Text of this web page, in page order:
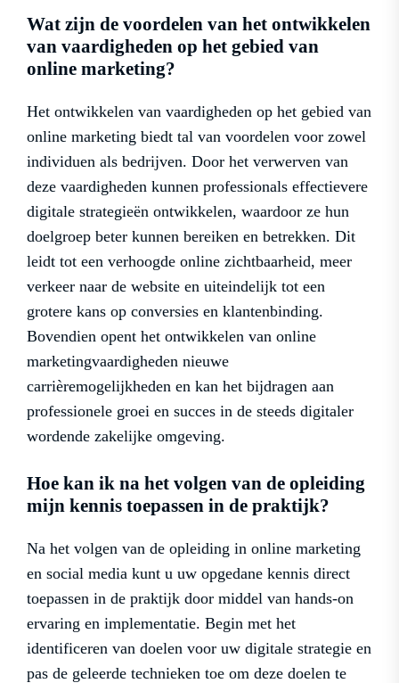
Wat zijn de voordelen van het ontwikkelen
van vaardigheden op het gebied van
online marketing?
Het ontwikkelen van vaardigheden op het gebied van
online marketing biedt tal van voordelen voor zowel
individuen als bedrijven. Door het verwerven van
deze vaardigheden kunnen professionals effectievere
digitale strategieën ontwikkelen, waardoor ze hun
doelgroep beter kunnen bereiken en betrekken. Dit
leidt tot een verhoogde online zichtbaarheid, meer
verkeer naar de website en uiteindelijk tot een
grotere kans op conversies en klantenbinding.
Bovendien opent het ontwikkelen van online
marketingvaardigheden nieuwe
carrièremogelijkheden en kan het bijdragen aan
professionele groei en succes in de steeds digitaler
wordende zakelijke omgeving.
Hoe kan ik na het volgen van de opleiding
mijn kennis toepassen in de praktijk?
Na het volgen van de opleiding in online marketing
en social media kunt u uw opgedane kennis direct
toepassen in de praktijk door middel van hands-on
ervaring en implementatie. Begin met het
identificeren van doelen voor uw digitale strategie en
pas de geleerde technieken toe om deze doelen te